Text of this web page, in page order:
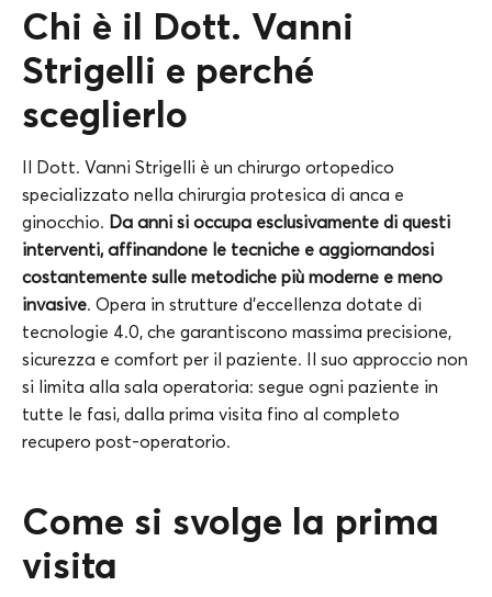
Chi è il Dott. Vanni
Strigelli e perché
sceglierlo
Il Dott. Vanni Strigelli è un chirurgo ortopedico
specializzato nella chirurgia protesica di anca e
ginocchio. Da anni si occupa esclusivamente di questi
interventi, affinandone le tecniche e aggiornandosi
costantemente sulle metodiche più moderne e meno
invasive. Opera in strutture d’eccellenza dotate di
tecnologie 4.0, che garantiscono massima precisione,
sicurezza e comfort per il paziente. Il suo approccio non
si limita alla sala operatoria: segue ogni paziente in
tutte le fasi, dalla prima visita fino al completo
recupero post-operatorio.
Come si svolge la prima
visita